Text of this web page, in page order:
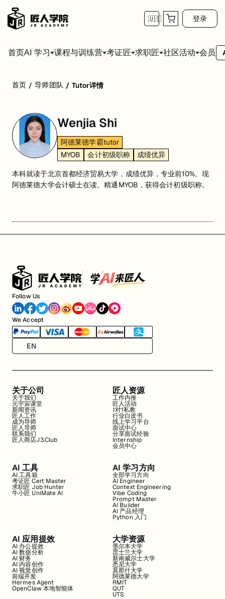
🇺🇸 登录
首页AI 学习 课程与训练营 考证匠 求职匠 社区活动 会员
首页 / 导师团队 / Tutor详情
Wenjia Shi
阿德莱德学霸tutor
MYOB
会计初级职称 成绩优异
本科就读于北京首都经济贸易大学，成绩优异，专业前10%。现
阿德莱德大学会计硕士在读。精通MYOB，获得会计初级职称。
Follow Us
We Accept
EN
关于公司
关于我们
元宇宙课堂
新闻资讯
匠人工作
成为导师
匠人导师
联系我们
匠人商店J3.Club
匠人资源
工作内推
匠人活动
1对1私教
行业白皮书
线上学习平台
面试中心
分享面试经验
Internship
会员中心
AI 工具
AI 工具箱
考证匠 Cert Master
求职匠 Job Hunter
牛小匠 UniMate AI
AI 学习方向
全部学习方向
AI Engineer
Context Engineering
Vibe Coding
Prompt Master
AI Builder
AI 产品经理
Python 入门
AI 应用提效
AI 办公提效
AI 数据分析
AI 财务
AI 内容创作
AI 视觉创作
前端开发
Hermes Agent
OpenClaw 本地智能体
大学资源
墨尔本大学
昆士兰大学
新南威尔士大学
悉尼大学
莫那什大学
阿德莱德大学
RMIT
QUT
UTS